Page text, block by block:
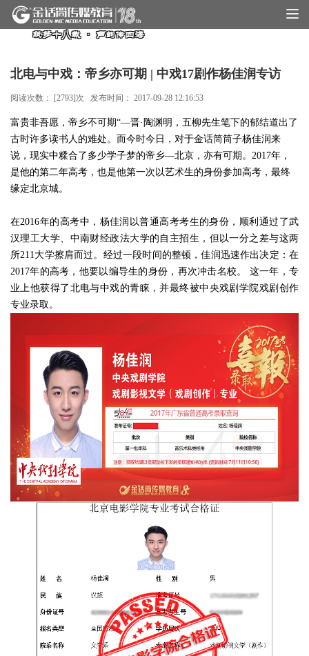
筑梦十八载 · 声韵传四海
北电与中戏：帝乡亦可期 | 中戏17剧作杨佳润专访
阅读次数： [2793]次 发布时间： 2017-09-28 12:16:53
富贵非吾愿，帝乡不可期“—晋·陶渊明，五柳先生笔下的郁结道出了
古时许多读书人的难处。而今时今日，对于金话筒筒子杨佳润来
说，现实中糅合了多少学子梦的帝乡—北京，亦有可期。2017年，
是他的第二年高考，也是他第一次以艺术生的身份参加高考，最终
缘定北京城。
在2016年的高考中，杨佳润以普通高考考生的身份，顺利通过了武
汉理工大学、中南财经政法大学的自主招生， 但以一分之差与这两
所211大学擦肩而过。 经过一段时间的整顿，佳润迅速作出决定：在
2017年的高考，他要以编导生的身份， 再次冲击名校。 这一年，专
业上他获得了 北电与中戏的青睐，并最终被中央戏剧 学院戏剧创作
专业录取。